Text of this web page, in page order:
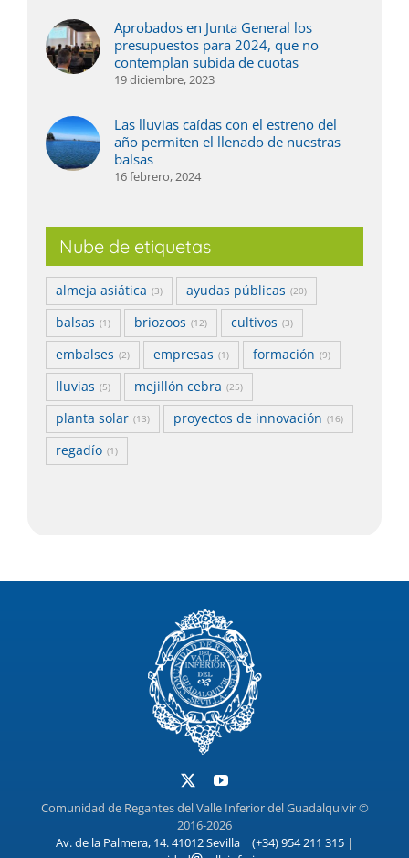
Aprobados en Junta General los
presupuestos para 2024, que no
contemplan subida de cuotas
19 diciembre, 2023
Las lluvias caídas con el estreno del
año permiten el llenado de nuestras
balsas
16 febrero, 2024
Nube de etiquetas
almeja asiática (3) ayudas públicas (20)
balsas (1) briozoos (12) cultivos (3)
embalses (2) empresas (1) formación (9)
lluvias (5) mejillón cebra (25)
planta solar (13) proyectos de innovación (16)
regadío (1)
Comunidad de Regantes del Valle Inferior del Guadalquivir ©
2016-2026
Av. de la Palmera, 14. 41012 Sevilla | (+34) 954 211 315 |